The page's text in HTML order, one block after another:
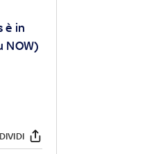
è in
NOW)